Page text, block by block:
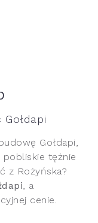
Gołdapi,
tężnie
z Rożyńska?
, a
cenie.